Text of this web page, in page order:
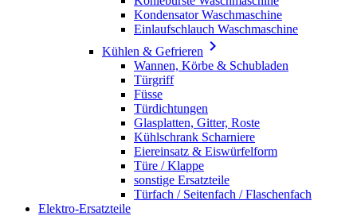
Kondensator Waschmaschine
Einlaufschlauch Waschmaschine
Kühlen & Gefrieren 
Wannen, Körbe & Schubladen
Türgriff
Füsse
Türdichtungen
Glasplatten, Gitter, Roste
Kühlschrank Scharniere
Eiereinsatz & Eiswürfelform
Türe / Klappe
sonstige Ersatzteile
Türfach / Seitenfach / Flaschenfach
Elektro-Ersatzteile